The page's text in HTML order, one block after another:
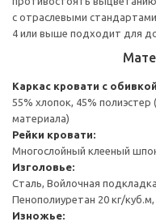
с отраслевыми
4 или выше подходит для
Каркас кровати с обивкой
55% хлопок, 45%
материала)
Рейки кровати:
Многослойный клееный
Изголовье:
Сталь, Войлочная
Пенополиуретан 20 кг/
Изножье: